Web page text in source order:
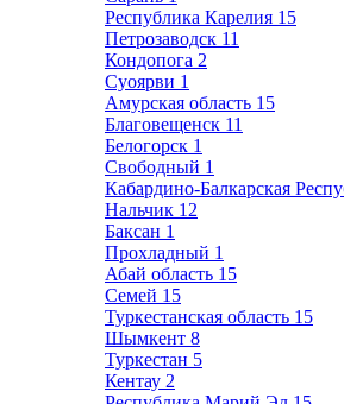
Республика Карелия 15
Петрозаводск 11
Кондопога 2
Суоярви 1
Амурская область 15
Благовещенск 11
Белогорск 1
Свободный 1
Кабардино-Балкарская
Нальчик 12
Баксан 1
Прохладный 1
Абай область 15
Семей 15
Туркестанская область 15
Шымкент 8
Туркестан 5
Кентау 2